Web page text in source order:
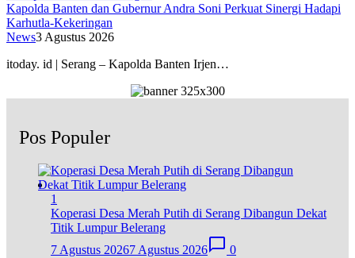
Kapolda Banten dan Gubernur Andra Soni Perkuat Sinergi Hadapi
Karhutla-Kekeringan
News3 Agustus 2026
itoday. id | Serang – Kapolda Banten Irjen…
Pos Populer
1
Koperasi Desa Merah Putih di Serang Dibangun Dekat
Titik Lumpur Belerang
7 Agustus 20267 Agustus 2026 0